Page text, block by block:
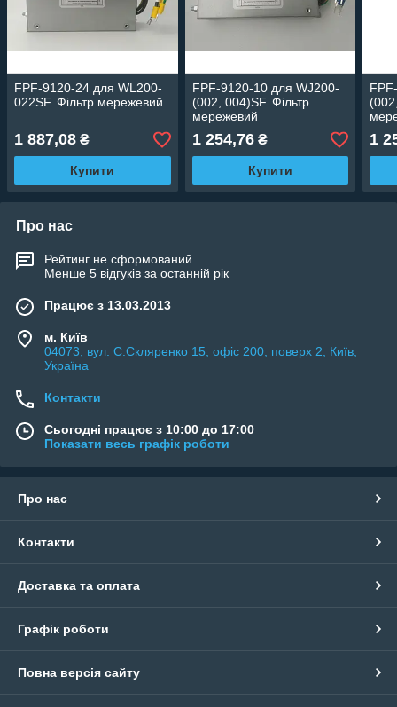
FPF-9120-24 для WL200-
022SF. Фільтр мережевий
1 887,08 ₴
Купити
FPF-9120-10 для WJ200-
(002, 004)SF. Фільтр
мережевий
1 254,76₴
Купити
1
Про нас
Рейтинг не сформований
Менше 5 відгуків за останній рік
Працює з 13.03.2013
м. Київ
04073, вул. C.Скляренко 15, офіс 200, поверх 2, Київ,
Україна
Контакти
Сьогодні працює з 10:00 до 17:00
Показати весь графік роботи
Про нас
Контакти
Доставка та оплата
Графік роботи
Повна версія сайту